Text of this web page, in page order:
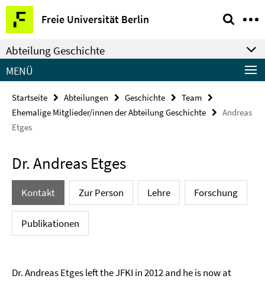
Springe
direkt
zu
Inhalt
Freie Universität Berlin
Service-
Navigation
Abteilung Geschichte
MENÜ
Startseite Abteilungen Geschichte
Team
Ehemalige Mitglieder/innen der Abteilung Geschichte
Andreas
Etges
Dr. Andreas Etges
Kontakt Zur Person Lehre Forschung
Publikationen
Dr. Andreas Etges left the JFKI in 2012 and he is now at